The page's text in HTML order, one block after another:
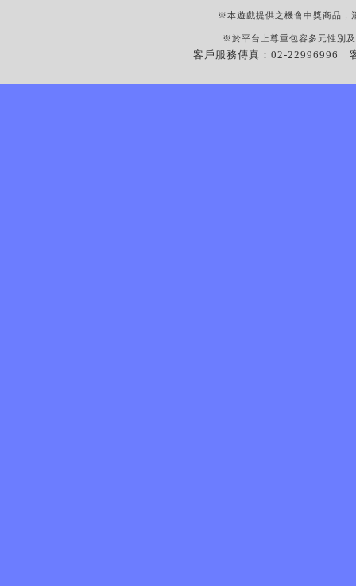
※本遊戲提供之機會中獎商品，
※於平台上尊重包容多元性別
客戶服務傳真：02-22996996